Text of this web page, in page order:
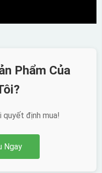
Phẩm Của
định mua!
Ngay